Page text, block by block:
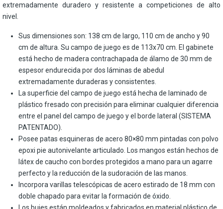
extremadamente duradero y resistente a competiciones de alto
nivel.
Sus dimensiones son: 138 cm de largo, 110 cm de ancho y 90
cm de altura. Su campo de juego es de 113x70 cm. El gabinete
está hecho de madera contrachapada de álamo de 30 mm de
espesor endurecida por dos láminas de abedul
extremadamente duraderas y consistentes.
La superficie del campo de juego está hecha de laminado de
plástico fresado con precisión para eliminar cualquier diferencia
entre el panel del campo de juego y el borde lateral (SISTEMA
PATENTADO).
Posee patas esquineras de acero 80×80 mm pintadas con polvo
epoxi pie autonivelante articulado. Los mangos están hechos de
látex de caucho con bordes protegidos a mano para un agarre
perfecto y la reducción de la sudoración de las manos.
Incorpora varillas telescópicas de acero estirado de 18 mm con
doble chapado para evitar la formación de óxido.
Los bujes están moldeados y fabricados en material plástico de